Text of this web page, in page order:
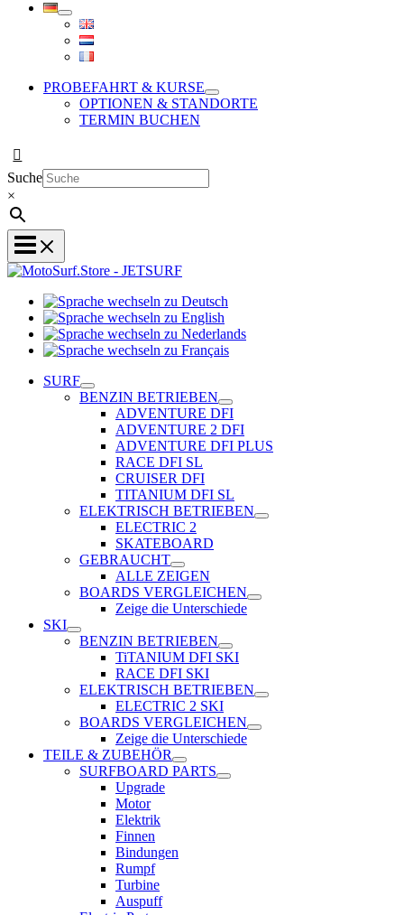
PROBEFAHRT & KURSE
OPTIONEN & STANDORTE
TERMIN BUCHEN
Suche
×
zu
Deutsch
wechseln
zu
Sprache
Sprache
Français
SURF
BENZIN BETRIEBEN
ADVENTURE DFI
ADVENTURE 2 DFI
ADVENTURE DFI PLUS
RACE DFI SL
CRUISER DFI
TITANIUM DFI SL
ELEKTRISCH BETRIEBEN
ELECTRIC 2
SKATEBOARD
GEBRAUCHT
ALLE ZEIGEN
BOARDS VERGLEICHEN
Zeige die Unterschiede
SKI
BENZIN BETRIEBEN
TiTANIUM DFI SKI
RACE DFI SKI
ELEKTRISCH BETRIEBEN
ELECTRIC 2 SKI
BOARDS VERGLEICHEN
Zeige die Unterschiede
TEILE & ZUBEHÖR
SURFBOARD PARTS
Upgrade
Motor
Elektrik
Finnen
Bindungen
Rumpf
Turbine
Auspuff